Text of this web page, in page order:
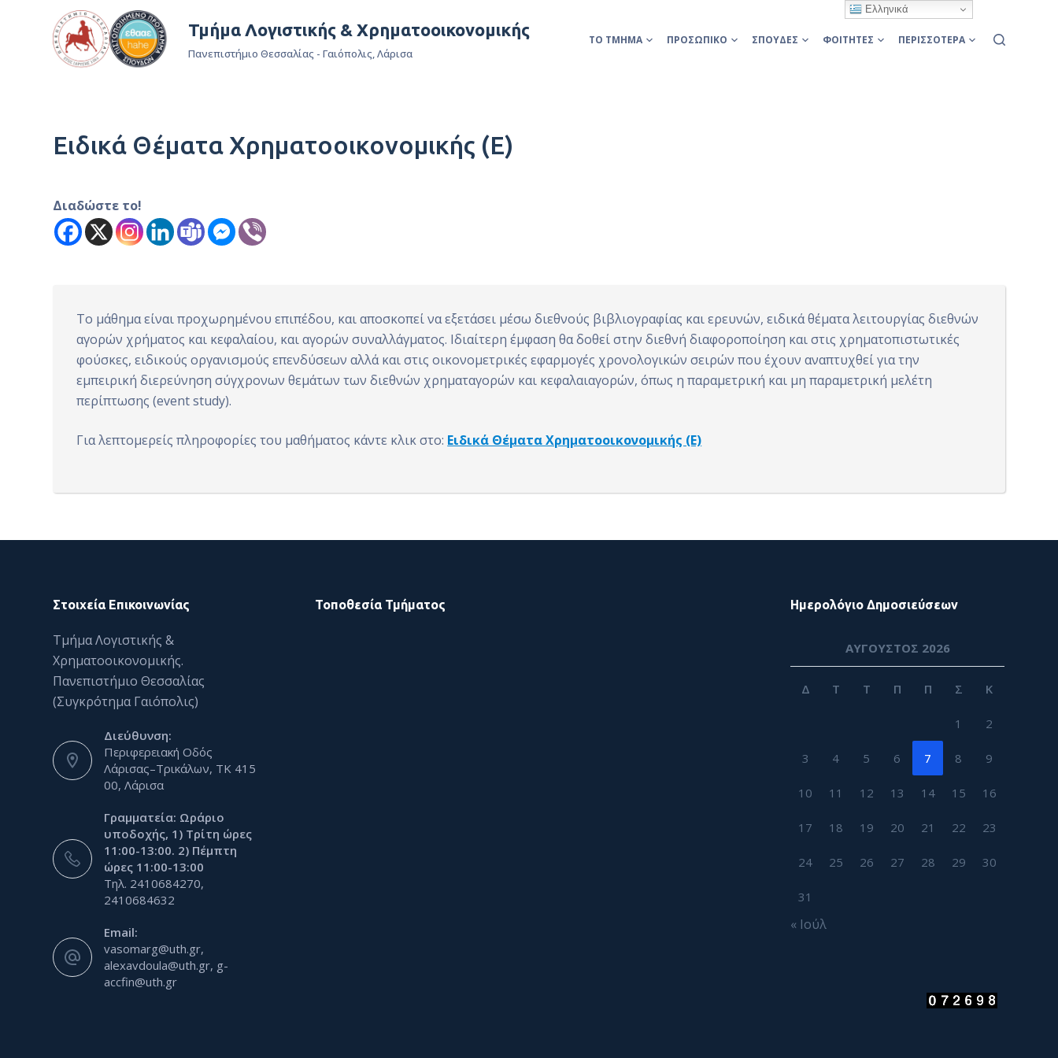
Τμήμα Λογιστικής & Χρηματοοικονομικής
Πανεπιστήμιο Θεσσαλίας - Γαιόπολις, Λάρισα
ΤΟ ΤΜΉΜΑ ΠΡΟΣΩΠΙΚΌ ΣΠΟΥΔΈΣ ΦΟΙΤΗΤΈΣ ΠΕΡΙΣΣΌΤΕΡΑ
Ειδικά Θέματα Χρηματοοικονομικής (Ε)
Διαδώστε το!
To μάθημα είναι προχωρημένου επιπέδου, και αποσκοπεί να εξετάσει μέσω διεθνούς βιβλιογραφίας και ερευνών, ειδικά θέματα λειτουργίας διεθνών
αγορών χρήματος και κεφαλαίου, και αγορών συναλλάγματος. Ιδιαίτερη έμφαση θα δοθεί στην διεθνή διαφοροποίηση και στις χρηματοπιστωτικές
φούσκες, ειδικούς οργανισμούς επενδύσεων αλλά και στις οικονομετρικές εφαρμογές χρονολογικών σειρών που έχουν αναπτυχθεί για την
εμπειρική διερεύνηση σύγχρονων θεμάτων των διεθνών χρηματαγορών και κεφαλαιαγορών, όπως η παραμετρική και μη παραμετρική μελέτη
περίπτωσης (event study).
Για λεπτομερείς πληροφορίες του μαθήματος κάντε κλικ στο: Ειδικά Θέματα Χρηματοοικονομικής (Ε)
Στοιχεία Επικοινωνίας
Τμήμα Λογιστικής &
Χρηματοοικονομικής.
Πανεπιστήμιο Θεσσαλίας
(Συγκρότημα Γαιόπολις)
Διεύθυνση:
Περιφερειακή Οδός
Λάρισας–Τρικάλων, ΤΚ 415
00, Λάρισα
Γραμματεία: Ωράριο
υποδοχής, 1) Τρίτη ώρες
11:00-13:00. 2) Πέμπτη
ώρες 11:00-13:00
Τηλ. 2410684270,
2410684632
Email:
vasomarg@uth.gr,
alexavdoula@uth.gr, g-
accfin@uth.gr
Τοποθεσία Τμήματος Ημερολόγιο Δημοσιεύσεων
ΑΎΓΟΥΣΤΟΣ 2026
Δ Τ Τ Π Π Σ Κ
1 2
3 4 5 6 7 8 9
10 11 12 13 14 15 16
17 18 19 20 21 22 23
24 25 26 27 28 29 30
31
« Ιούλ
Ελληνικά